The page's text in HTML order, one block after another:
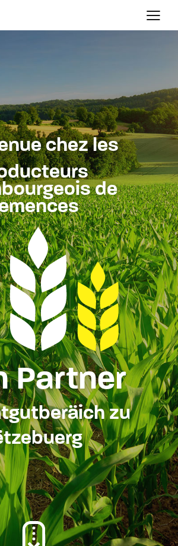
chez les
de
Partner
zu